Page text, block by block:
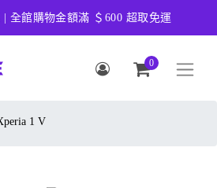
全館購物金額滿 ＄600 超取免運
0
1 V